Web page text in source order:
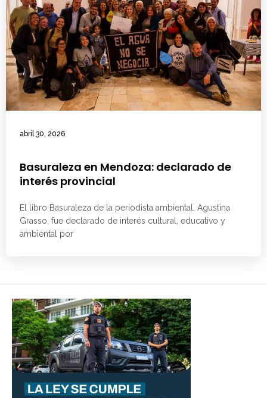
abril 30, 2026
Basuraleza en Mendoza: declarado de
interés provincial
El libro Basuraleza de la periodista ambiental, Agustina
Grasso, fue declarado de interés cultural, educativo y
ambiental por